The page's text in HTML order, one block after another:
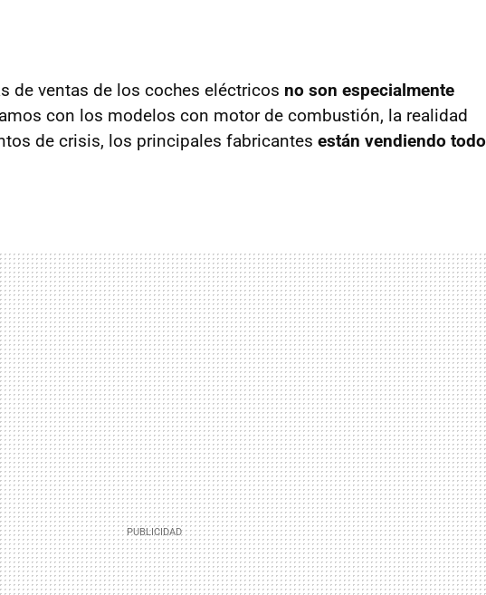
de ventas de los coches eléctricos no son especialmente
con los modelos con motor de combustión, la realidad
de crisis, los principales fabricantes están vendiendo todo